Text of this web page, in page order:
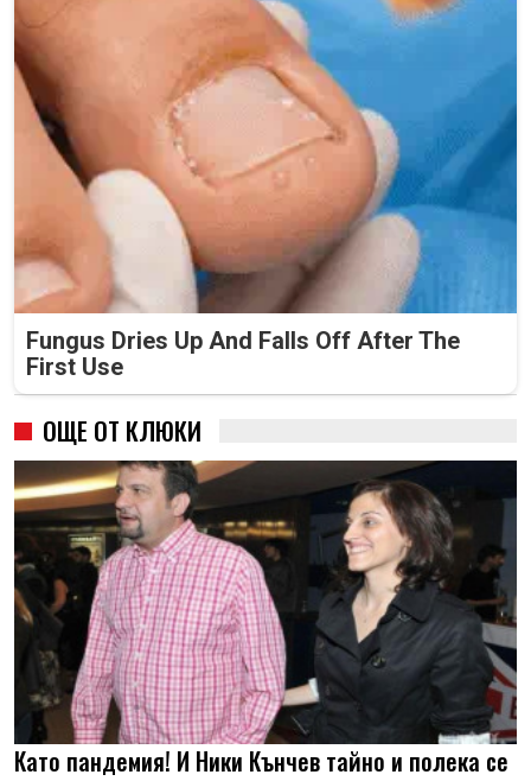
Fungus Dries Up And Falls Off After The
First Use
ОЩЕ ОТ КЛЮКИ
Като пандемия! И Ники Кънчев тайно и полека се